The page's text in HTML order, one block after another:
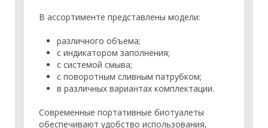
В ассортименте представлены модели:
различного объема;
с индикатором заполнения;
с системой смыва;
с поворотным сливным патрубком;
в различных вариантах комплектации.
Современные портативные биотуалеты
обеспечивают удобство использования,